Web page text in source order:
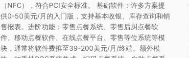
（NFC），符合PCI安全标准。 基础软件：许多方案提
供0-50美元/月的入门版，支持基本收银、库存查询和销
售报表。进阶功能：零售点餐系统、零售后厨点餐软
件、移动点餐软件、在线点餐平台、零售等位系统等模
块，通常将软件费推至39-200美元/月/终端。额外模